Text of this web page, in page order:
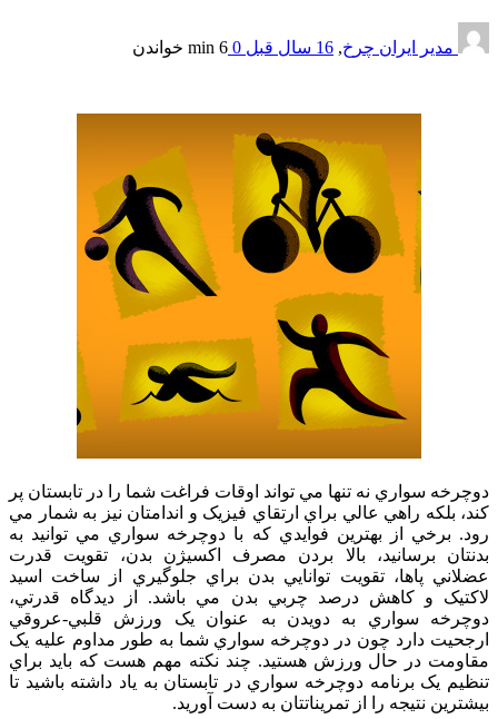
مدیر ایران چرخ, 16 سال قبل 0
6 min خواندن
دوچرخه سواري نه تنها مي تواند اوقات فراغت شما را در تابستان پر
کند، بلکه راهي عالي براي ارتقاي فيزيک و اندامتان نيز به شمار مي
رود. برخي از بهترين فوايدي که با دوچرخه سواري مي توانيد به
بدنتان برسانيد، بالا بردن مصرف اکسيژن بدن، تقويت قدرت
عضلاني پاها، تقويت توانايي بدن براي جلوگيري از ساخت اسيد
لاکتيک و کاهش درصد چربي بدن مي باشد. از ديدگاه قدرتي،
دوچرخه سواري به دويدن به عنوان يک ورزش قلبي-عروقي
ارجحيت دارد چون در دوچرخه سواري شما به طور مداوم عليه يک
مقاومت در حال ورزش هستيد. چند نکته مهم هست که بايد براي
تنظيم يک برنامه دوچرخه سواري در تابستان به ياد داشته باشيد تا
بيشترين نتيجه را از تمريناتتان به دست آوريد.